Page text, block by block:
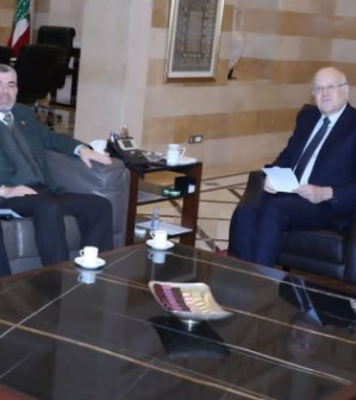
واستطلاعات الرأي